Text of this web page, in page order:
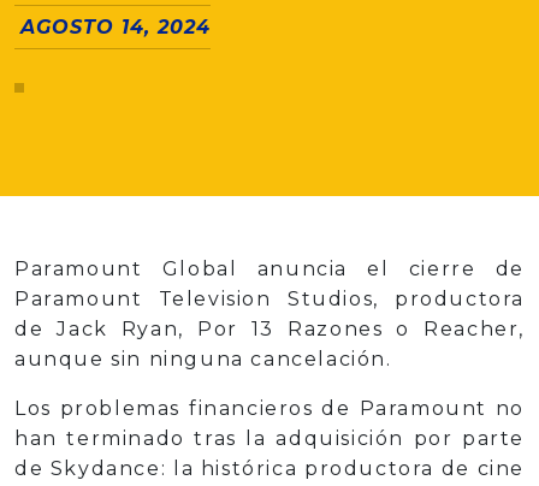
AGOSTO 14, 2024
Paramount Global anuncia el cierre de
Paramount Television Studios, productora
de Jack Ryan, Por 13 Razones o Reacher,
aunque sin ninguna cancelación.
Los problemas financieros de Paramount no
han terminado tras la adquisición por parte
de Skydance: la histórica productora de cine